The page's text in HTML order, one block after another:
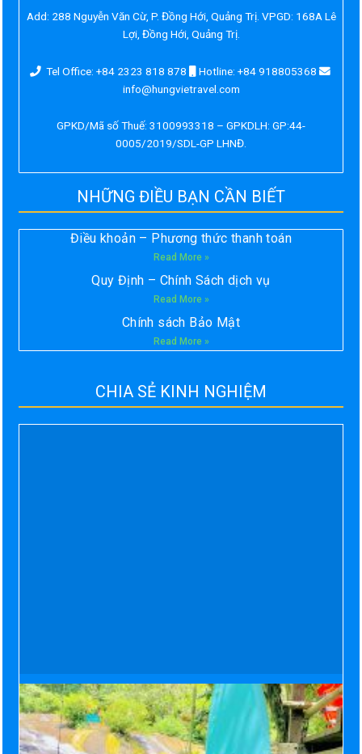
Add: 288 Nguyễn Văn Cừ, P. Đồng Hới, Quảng Trị. VPGD: 168A Lê
Lợi, Đồng Hới, Quảng Trị.
Tel Office: +84 2323 818 878
Hotline: +84 918805368
info@hungvietravel.com
GPKD/Mã số Thuế: 3100993318 – GPKDLH: GP:44-
0005/2019/SDL-GP LHNĐ.
NHỮNG ĐIỀU BẠN CẦN BIẾT
Điều khoản – Phương thức thanh toán
Read More »
Quy Định – Chính Sách dịch vụ
Read More »
Chính sách Bảo Mật
Read More »
CHIA SẺ KINH NGHIỆM